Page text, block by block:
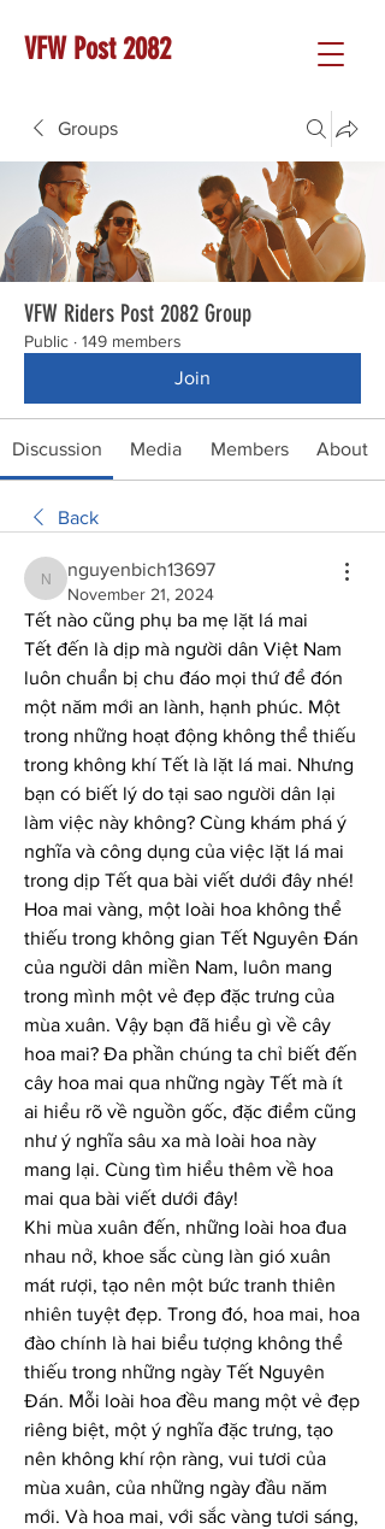
VFW Post 2082
Groups
VFW Riders Post 2082 Group
Public · 149 members
Join
Discussion Media Members About
Back
nguyenbich13697
nguyenbich13697
November 21, 2024
Tết nào cũng phụ ba mẹ lặt lá mai
Tết đến là dịp mà người dân Việt Nam
luôn chuẩn bị chu đáo mọi thứ để đón
một năm mới an lành, hạnh phúc. Một
trong những hoạt động không thể thiếu
trong không khí Tết là lặt lá mai. Nhưng
bạn có biết lý do tại sao người dân lại
làm việc này không? Cùng khám phá ý
nghĩa và công dụng của việc lặt lá mai
trong dịp Tết qua bài viết dưới đây nhé!
Hoa mai vàng, một loài hoa không thể
thiếu trong không gian Tết Nguyên Đán
của người dân miền Nam, luôn mang
trong mình một vẻ đẹp đặc trưng của
mùa xuân. Vậy bạn đã hiểu gì về cây
hoa mai? Đa phần chúng ta chỉ biết đến
cây hoa mai qua những ngày Tết mà ít
ai hiểu rõ về nguồn gốc, đặc điểm cũng
như ý nghĩa sâu xa mà loài hoa này
mang lại. Cùng tìm hiểu thêm về hoa
mai qua bài viết dưới đây!
Khi mùa xuân đến, những loài hoa đua
nhau nở, khoe sắc cùng làn gió xuân
mát rượi, tạo nên một bức tranh thiên
nhiên tuyệt đẹp. Trong đó, hoa mai, hoa
đào chính là hai biểu tượng không thể
thiếu trong những ngày Tết Nguyên
Đán. Mỗi loài hoa đều mang một vẻ đẹp
riêng biệt, một ý nghĩa đặc trưng, tạo
nên không khí rộn ràng, vui tươi của
mùa xuân, của những ngày đầu năm
mới. Và hoa mai, với sắc vàng tươi sáng,